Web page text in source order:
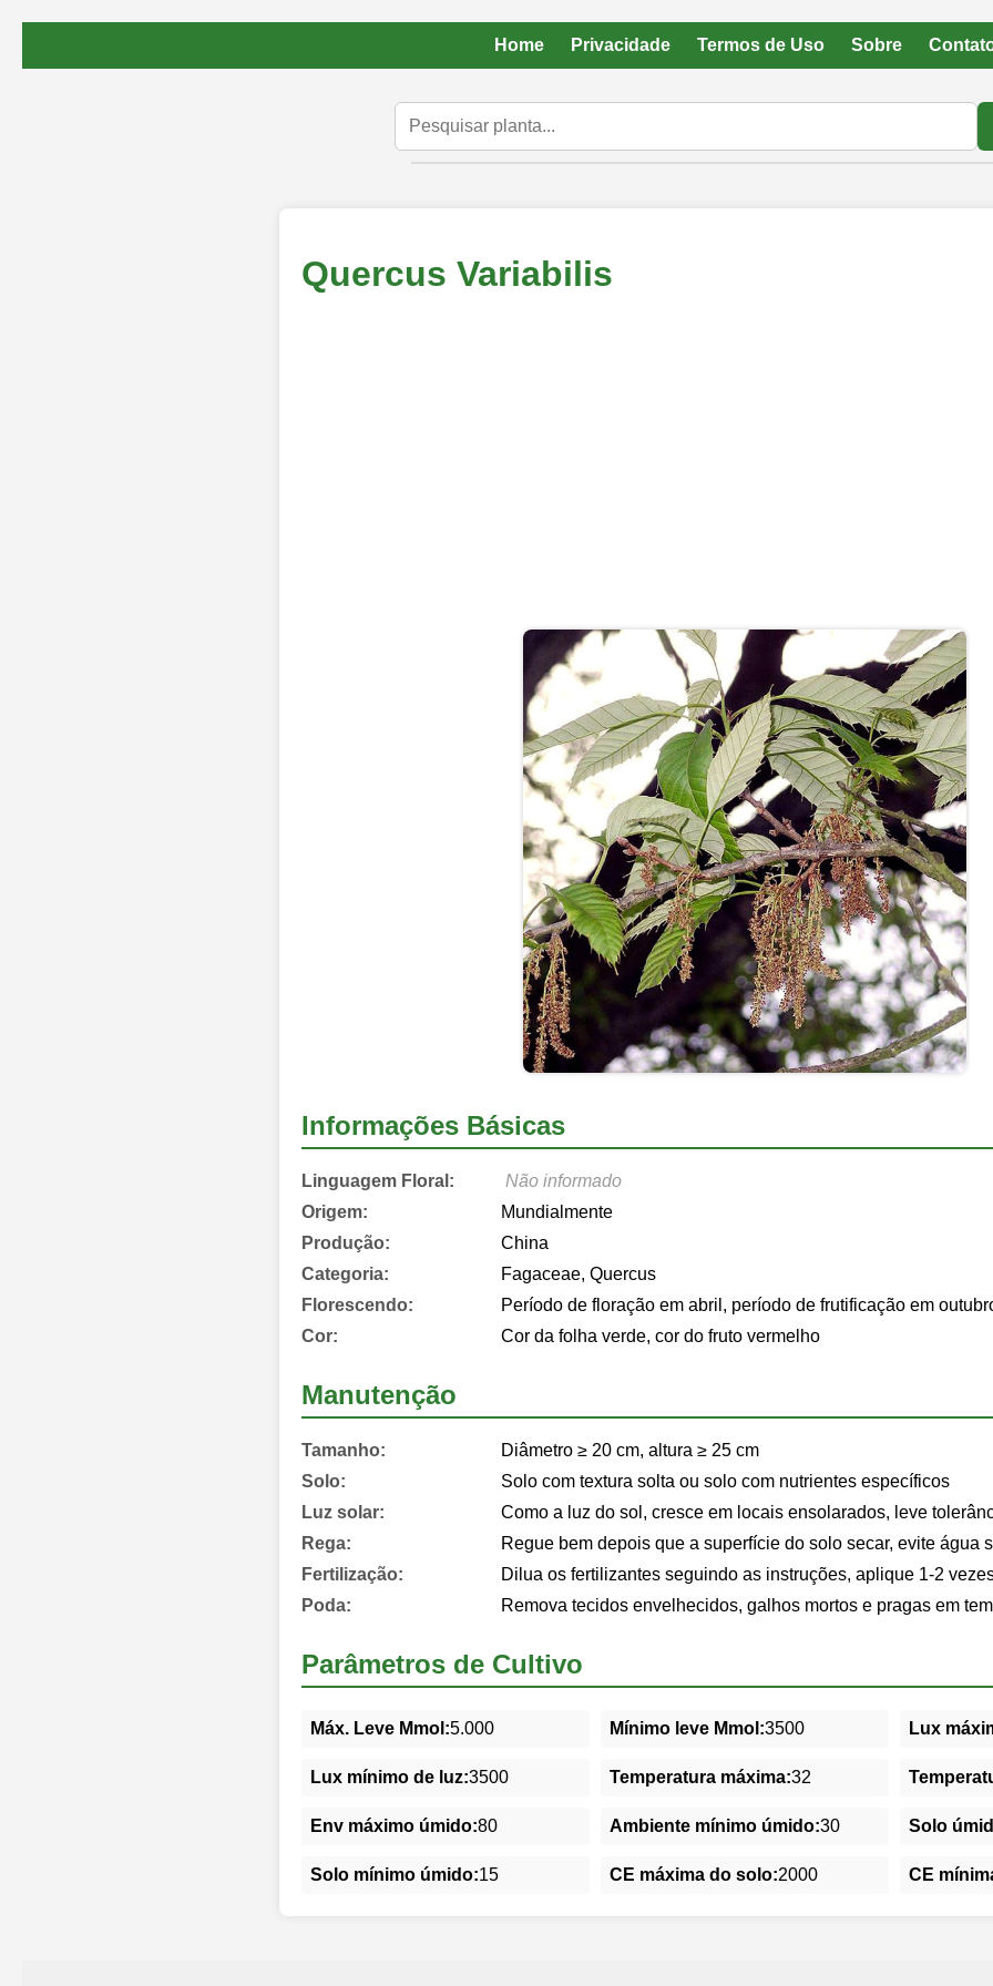
Home Privacidade Termos de Uso Sobre
Quercus Variabilis
Informações Básicas
Linguagem Floral:
Não informado
Origem:
Mundialmente
Produção:
China
Categoria:
Fagaceae, Quercus
Florescendo:
Período de floração em abril, período de frutificação em
Cor:
Cor da folha verde, cor do fruto vermelho
Manutenção
Tamanho:
Diâmetro ≥ 20 cm, altura ≥ 25 cm
Solo:
Solo com textura solta ou solo com nutrientes específicos
Luz solar:
Como a luz do sol, cresce em locais ensolarados, leve
Rega:
Regue bem depois que a superfície do solo secar, evite água
Fertilização:
Dilua os fertilizantes seguindo as instruções, aplique 1-2
Poda:
Remova tecidos envelhecidos, galhos mortos e pragas em
Parâmetros de Cultivo
Máx. Leve Mmol:5.000 Mínimo leve Mmol:3500 Lux
Lux mínimo de luz:3500 Temperatura máxima:32
Env máximo úmido:80 Ambiente mínimo úmido:30 Solo
Solo mínimo úmido:15 CE máxima do solo:2000 CE